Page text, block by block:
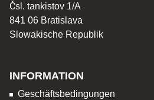
Čsl. tankistov 1/A
841 06 Bratislava
Slowakische Republik
INFORMATION
Geschäftsbedingungen